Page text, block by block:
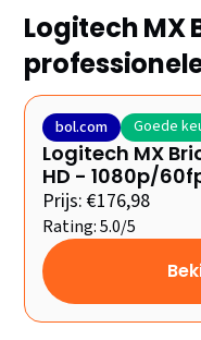
Logitech MX
bol.com Goede
Logitech MX
HD - 1080p/
Prijs: €176,98
Rating: 5.0/5